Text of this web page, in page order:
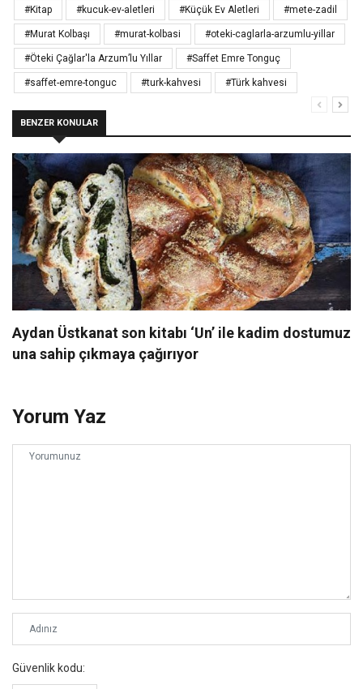
#Kitap #kucuk-ev-aletleri #Küçük Ev Aletleri #mete-zadil
#Murat Kolbaşı #murat-kolbasi #oteki-caglarla-arzumlu-yillar
#Öteki Çağlar'la Arzum’lu Yıllar #Saffet Emre Tonguç
#saffet-emre-tonguc #turk-kahvesi #Türk kahvesi
BENZER KONULAR
Aydan Üstkanat son kitabı ‘Un’ ile kadim dostumuz
una sahip çıkmaya çağırıyor
Yorum Yaz
Güvenlik kodu: